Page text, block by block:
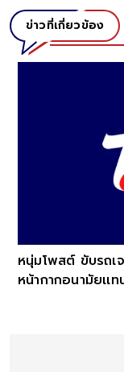
ข่าวที่เกี่ยวข้อง
หนุ่มโพสต์ ขับรถเ
หน้ากากอนามัยเเท